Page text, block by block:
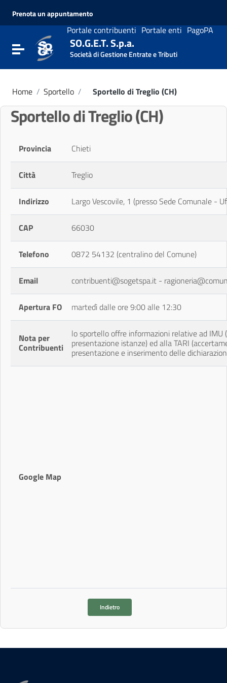
Vai al menu di navigazione
Prenota un appuntamento
Portale contribuenti Portale enti PagoPA
Attiva / disattiva la navigazione
SO.G.E.T. S.p.a.
Società di Gestione Entrate e Tributi
Home / Sportello / Sportello di Treglio (CH)
Sportello di Treglio (CH)
Provincia Chieti
Città Treglio
Indirizzo Largo Vescovile, 1 (presso Sede Comunale -
CAP 66030
Telefono 0872 54132 (centralino del Comune)
Email contribuenti@sogetspa.it -
Apertura FO martedì dalle ore 9:00 alle 12:30
Nota per
Contribuenti
lo sportello offre informazioni relative ad
presentazione istanze) ed alla TARI
presentazione e inserimento delle
Google Map
Indietro